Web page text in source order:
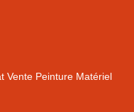
Vente Peinture Matériel